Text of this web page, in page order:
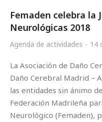
Femaden celebra la
Neurológicas 2018
Agenda de actividades 14
La Asociación de Daño
Daño Cerebral Madrid –
las entidades sin ánimo
Federación Madrileña
Neurológico (Femaden),